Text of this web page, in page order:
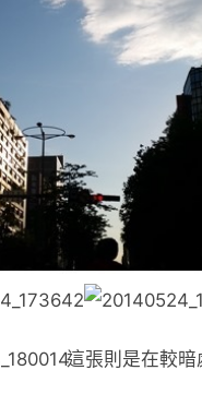
這張則是在較暗